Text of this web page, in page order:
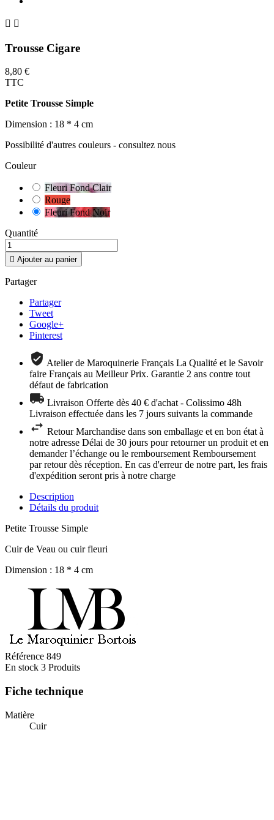
 
Trousse Cigare
8,80 €
TTC
Petite Trousse Simple
Dimension : 18 * 4 cm
Possibilité d'autres couleurs - consultez nous
Couleur
Fleuri Fond Clair
Rouge
Fleuri Fond Noir
Quantité
 Ajouter au panier
Partager
Partager
Tweet
Google+
Pinterest
Atelier de Maroquinerie Français La Qualité et le Savoir
faire Français au Meilleur Prix. Garantie 2 ans contre tout
défaut de fabrication
Livraison Offerte dès 40 € d'achat - Colissimo 48h
Livraison effectuée dans les 7 jours suivants la commande
Retour Marchandise dans son emballage et en bon état à
notre adresse Délai de 30 jours pour retourner un produit et en
demander l’échange ou le remboursement Remboursement
par retour dès réception. En cas d'erreur de notre part, les frais
d'expédition seront pris à notre charge
Description
Détails du produit
Petite Trousse Simple
Cuir de Veau ou cuir fleuri
Dimension : 18 * 4 cm
Référence 849
En stock 3 Produits
Fiche technique
Matière
Cuir